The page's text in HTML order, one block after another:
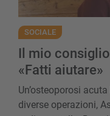
SOCIALE
Il mio
«Fatti aiutare»
Un’osteoporosi
diverse operazioni,